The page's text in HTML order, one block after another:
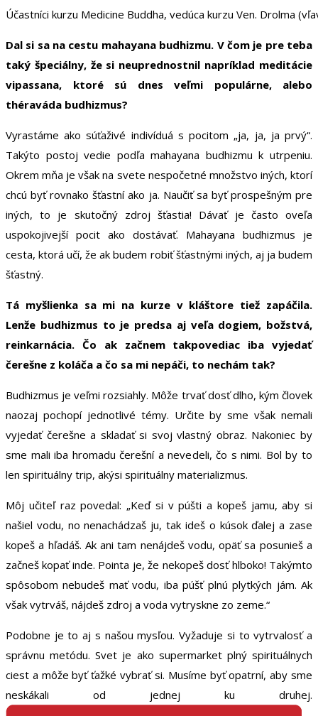
Účastníci kurzu Medicine Buddha, vedúca kurzu Ven. Drolma
Dal si sa na cestu mahayana budhizmu. V čom je pre teba
taký špeciálny, že si neuprednostnil napríklad meditácie
vipassana, ktoré sú dnes veľmi populárne, alebo
théraváda budhizmus?
Vyrastáme ako súťaživé indivíduá s pocitom „ja, ja, ja prvý“.
Takýto postoj vedie podľa mahayana budhizmu k utrpeniu.
Okrem mňa je však na svete nespočetné množstvo iných, ktorí
chcú byť rovnako šťastní ako ja. Naučiť sa byť prospešným pre
iných, to je skutočný zdroj šťastia! Dávať je často oveľa
uspokojivejší pocit ako dostávať. Mahayana budhizmus je
cesta, ktorá učí, že ak budem robiť šťastnými iných, aj ja budem
šťastný.
Tá myšlienka sa mi na kurze v kláštore tiež zapáčila.
Lenže budhizmus to je predsa aj veľa dogiem, božstvá,
reinkarnácia. Čo ak začnem takpovediac iba vyjedať
čerešne z koláča a čo sa mi nepáči, to nechám tak?
Budhizmus je veľmi rozsiahly. Môže trvať dosť dlho, kým človek
naozaj pochopí jednotlivé témy. Určite by sme však nemali
vyjedať čerešne a skladať si svoj vlastný obraz. Nakoniec by
sme mali iba hromadu čerešní a nevedeli, čo s nimi. Bol by to
len spirituálny trip, akýsi spirituálny materializmus.
Môj učiteľ raz povedal: „Keď si v púšti a kopeš jamu, aby si
našiel vodu, no nenachádzaš ju, tak ideš o kúsok ďalej a zase
kopeš a hľadáš. Ak ani tam nenájdeš vodu, opäť sa posunieš a
začneš kopať inde. Pointa je, že nekopeš dosť hlboko! Takýmto
spôsobom nebudeš mať vodu, iba púšť plnú plytkých jám. Ak
však vytrváš, nájdeš zdroj a voda vytryskne zo zeme.“
Podobne je to aj s našou mysľou. Vyžaduje si to vytrvalosť a
správnu metódu. Svet je ako supermarket plný spirituálnych
ciest a môže byť ťažké vybrať si. Musíme byť opatrní, aby sme
neskákali od jednej ku druhej.